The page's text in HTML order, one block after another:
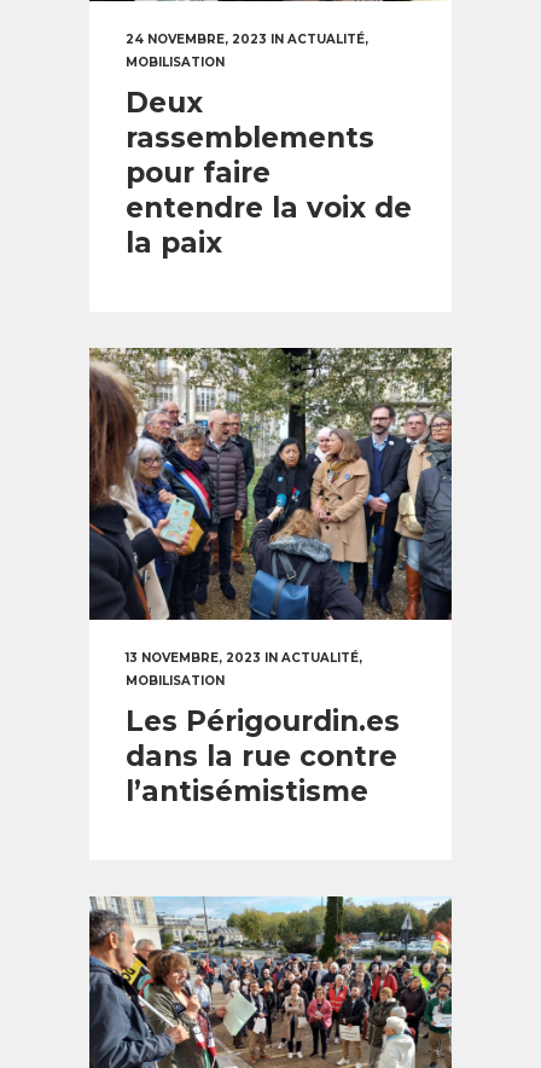
24 NOVEMBRE, 2023 IN ACTUALITÉ,
MOBILISATION
Deux
rassemblements
pour faire
entendre la voix de
la paix
13 NOVEMBRE, 2023 IN ACTUALITÉ,
MOBILISATION
Les Périgourdin.es
dans la rue contre
l’antisémistisme